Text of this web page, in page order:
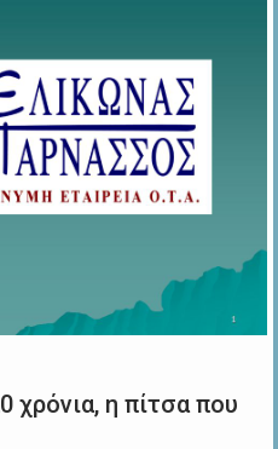
χρόνια, η πίτσα που